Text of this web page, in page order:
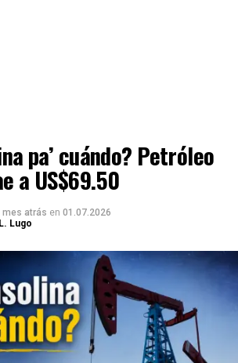
pa’ cuándo? Petróleo
a US$69.50
mes atrás en 01.07.2026
Lugo